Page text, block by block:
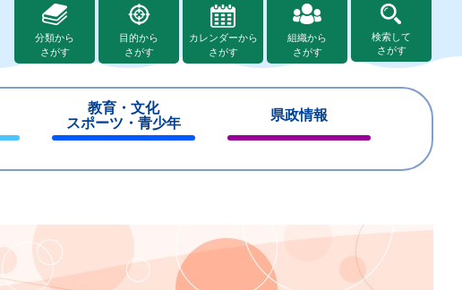
分類から
さがす
目的から
さがす
カレンダーから
さがす
組織から
さがす
検索して
さがす
教育・文化
スポーツ・青少年
じ
県政情報
じ